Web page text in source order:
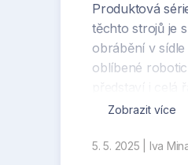
Produktová
těchto strojů je
obrábění v
oblíbené
nástrojů
KDY a KDE?
Zobrazit více
5. 5. 2025 Iva